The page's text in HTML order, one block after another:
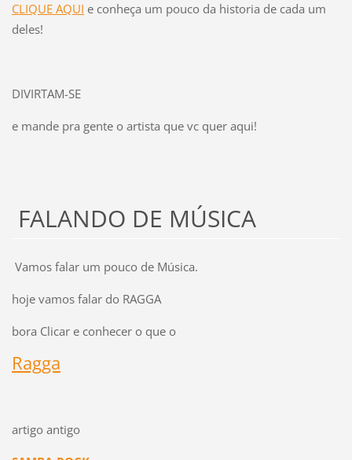
CLIQUE AQUI e conheça um pouco da historia de cada um
deles!
DIVIRTAM-SE
e mande pra gente o artista que vc quer aqui!
FALANDO DE MÚSICA
Vamos falar um pouco de Música.
hoje vamos falar do RAGGA
bora Clicar e conhecer o que o
Ragga
artigo antigo